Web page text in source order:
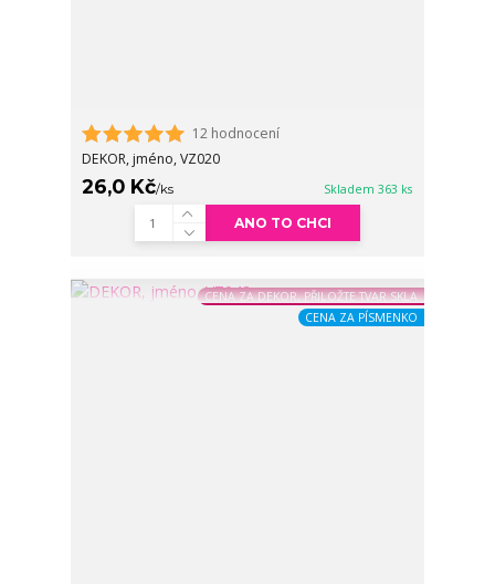
12 hodnocení
DEKOR, jméno, VZ020
26,0 Kč/ks Skladem 363 ks
ANO TO CHCI
CENA ZA DEKOR, PŘILOŽTE TVAR SKLA
CENA ZA PÍSMENKO